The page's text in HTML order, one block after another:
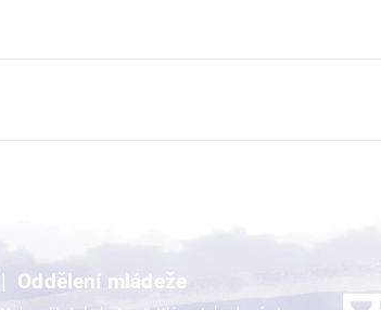
Oddělení mládeže